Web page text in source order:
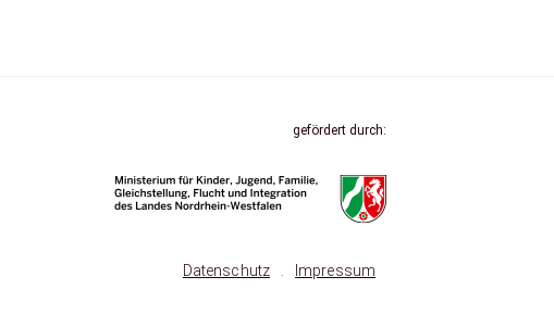
gefördert durch:
Datenschutz Impressum